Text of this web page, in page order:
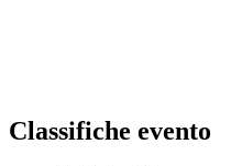
Classifiche evento